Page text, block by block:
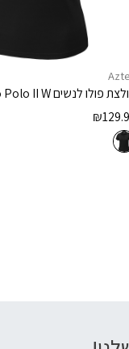
פולו לנשיםPolo II W
₪